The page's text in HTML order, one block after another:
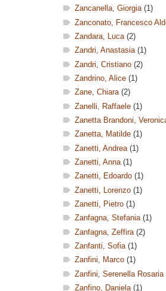
Zancanella, Giorgia(1)
Zanconato, Francesco
Zandara, Luca(2)
Zandri, Anastasia(1)
Zandri, Cristiano(2)
Zandrino, Alice(1)
Zane, Chiara(2)
Zanelli, Raffaele(1)
Zanetta Brandoni,
Zanetta, Matilde(1)
Zanetti, Andrea(1)
Zanetti, Anna(1)
Zanetti, Edoardo(1)
Zanetti, Lorenzo(1)
Zanetti, Pietro(1)
Zanfagna, Stefania(1)
Zanfagna, Zeffira(2)
Zanfanti, Sofia(1)
Zanfini, Marco(1)
Zanfini, Serenella Rosaria
Zanfino, Daniela(1)